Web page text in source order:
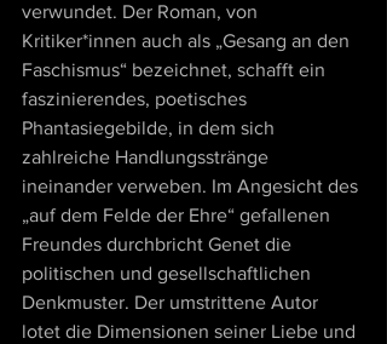
verwundet. Der Roman, von
Kritiker*innen auch als „Gesang an den
Faschismus“ bezeichnet, schafft ein
faszinierendes, poetisches
Phantasiegebilde, in dem sich
zahlreiche Handlungsstränge
ineinander verweben. Im Angesicht des
„auf dem Felde der Ehre“ gefallenen
Freundes durchbricht Genet die
politischen und gesellschaftlichen
Denkmuster. Der umstrittene Autor
lotet die Dimensionen seiner Liebe und